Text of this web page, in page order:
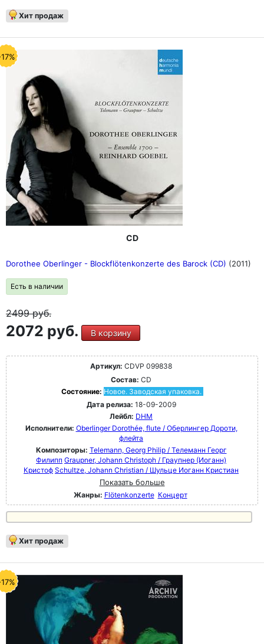
Хит продаж
CD
Dorothee Oberlinger - Blockflötenkonzerte des Barock (CD) (2011)
Есть в наличии
2499руб.
2072 руб. В корзину
Артикул: CDVP 099838
Состав: CD
Состояние: Новое. Заводская упаковка.
Дата релиза: 18-09-2009
Лейбл: DHM
Исполнители: Oberlinger Dorothée, flute / Оберлингер Дороти,
флейта
Композиторы: Telemann, Georg Philip / Телеманн Георг
Филипп Graupner, Johann Christoph / Граупнер (Иоганн)
Кристоф Schultze, Johann Christian / Шульце Иоганн Кристиан
Показать больше
Жанры: Flötenkonzerte Концерт
Хит продаж